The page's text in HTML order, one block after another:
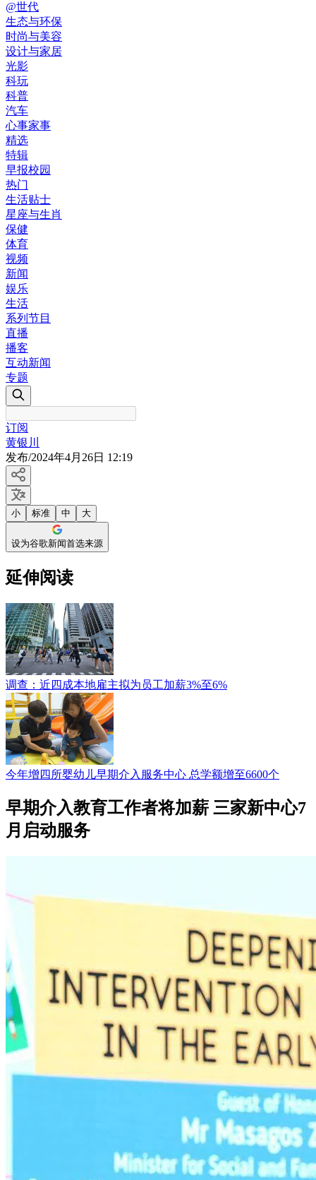
@世代
生态与环保
时尚与美容
设计与家居
光影
科玩
科普
汽车
心事家事
精选
特辑
早报校园
热门
生活贴士
星座与生肖
保健
体育
视频
新闻
娱乐
生活
系列节目
直播
播客
互动新闻
专题
订阅
黄银川
发布/2024年4月26日 12:19
小 标准 中 大
设为谷歌新闻首选来源
延伸阅读
调查：近四成本地雇主拟为员工加薪3%至6%
今年增四所婴幼儿早期介入服务中心 总学额增至6600个
早期介入教育工作者将加薪 三家新中心7
月启动服务